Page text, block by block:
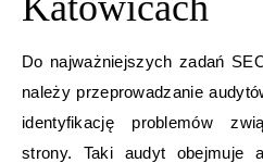
Do najważniejszych zadań
należy przeprowadzanie
identyfikację problemów
strony. Taki audyt obejmuje